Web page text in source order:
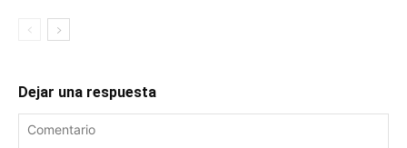
Dejar una respuesta